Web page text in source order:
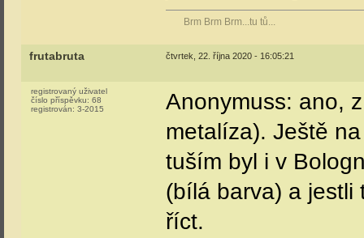
Brm Brm Brm...tu tů...
frutabruta čtvrtek, 22. října 2020 - 16:05:21
registrovaný uživatel
číslo příspěvku: 68
registrován: 3-2015
Anonymuss: ano,
metalíza). Ještě
tuším byl i v
(bílá barva) a jestli
říct.